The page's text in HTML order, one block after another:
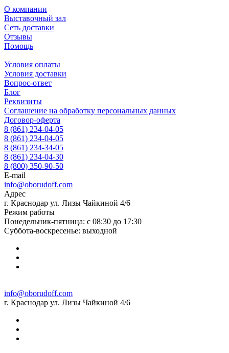
О компании
Выставочный зал
Сеть доставки
Отзывы
Помощь
Условия оплаты
Условия доставки
Вопрос-ответ
Блог
Реквизиты
Соглашение на обработку персональных данных
Договор-оферта
8 (861) 234-04-05
8 (861) 234-04-05
8 (861) 234-34-05
8 (861) 234-04-30
8 (800) 350-90-50
E-mail
info@oborudoff.com
Адрес
г. Краснодар ул. Лизы Чайкиной 4/6
Режим работы
Понедельник-пятница: с 08:30 до 17:30
Суббота-воскресенье: выходной
info@oborudoff.com
г. Краснодар ул. Лизы Чайкиной 4/6